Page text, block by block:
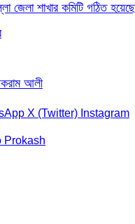
জেলা শাখার কমিটি গঠিত হয়েছে
আলী
X (Twitter) Instagram